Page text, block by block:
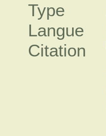
Type
Langue
Citation